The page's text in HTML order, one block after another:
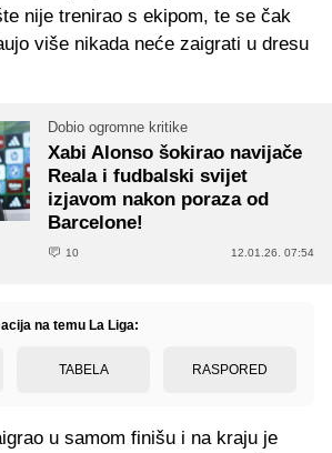
nije trenirao s ekipom, te se čak
više nikada neće zaigrati u dresu
Dobio ogromne kritike
Xabi Alonso šokirao navijače
Reala i fudbalski svijet
izjavom nakon poraza od
Barcelone!
10 12.01.26. 07:54
na temu La Liga:
TABELA RASPORED
u samom finišu i na kraju je